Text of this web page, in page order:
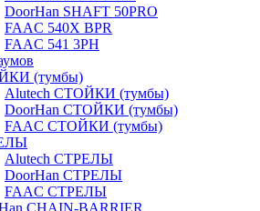
DoorHan SHAFT 50PRO
FAAC 540X BPR
FAAC 541 3PH
(тумбы)
Alutech СТОЙКИ (тумбы)
DoorHan СТОЙКИ (тумбы)
FAAC СТОЙКИ (тумбы)
Alutech СТРЕЛЫ
DoorHan СТРЕЛЫ
FAAC СТРЕЛЫ
CHAIN-BARRIER